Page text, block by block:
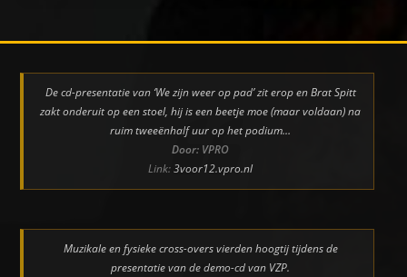
De cd-presentatie van ‘We zijn weer op pad’ zit erop en Brat Spitt
zakt onderuit op een stoel, hij is een beetje moe (maar voldaan) na
ruim tweeënhalf uur op het podium…
Door: VPRO
Link:3voor12.vpro.nl
Muzikale en fysieke cross-overs vierden hoogtij tijdens de
presentatie van de demo-cd van VZP.